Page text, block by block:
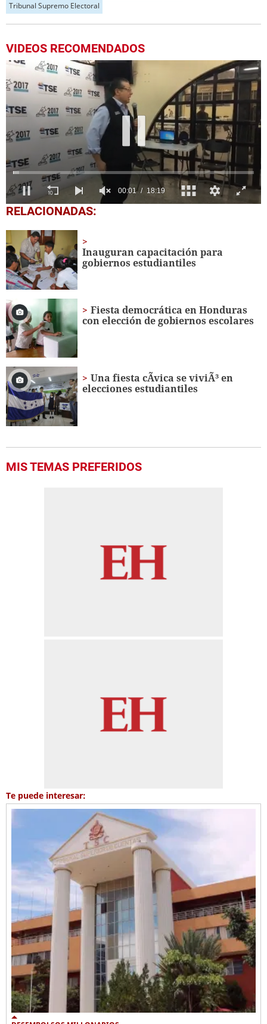
Tribunal Supremo Electoral
VIDEOS RECOMENDADOS
1
second
minutes,
19
seconds
RELACIONADAS:
Inauguran capacitación para
gobiernos estudiantiles
Fiesta democrática en Honduras
con elección de gobiernos escolares
Una fiesta cÃ­vica se viviÃ³ en
elecciones estudiantiles
MIS TEMAS PREFERIDOS
Te puede interesar: